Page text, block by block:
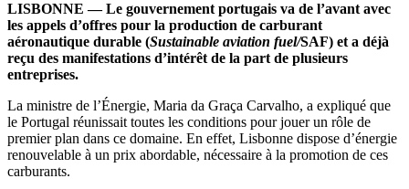
LISBONNE — Le gouvernement portugais va de l’avant avec
les appels d’offres pour la production de carburant
aéronautique durable (Sustainable aviation fuel/SAF) et a déjà
reçu des manifestations d’intérêt de la part de plusieurs
entreprises.
La ministre de l’Énergie, Maria da Graça Carvalho, a expliqué que
le Portugal réunissait toutes les conditions pour jouer un rôle de
premier plan dans ce domaine. En effet, Lisbonne dispose d’énergie
renouvelable à un prix abordable, nécessaire à la promotion de ces
carburants.